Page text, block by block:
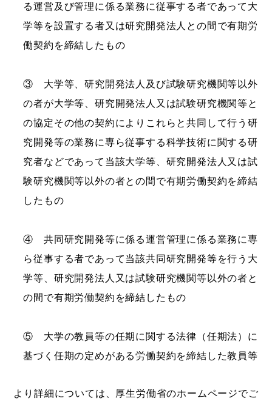
る運営及び管理に係る業務に従事する者であって大
学等を設置する者又は研究開発法人との間で有期労
働契約を締結したもの
③ 大学等、研究開発法人及び試験研究機関等以外
の者が大学等、研究開発法人又は試験研究機関等と
の協定その他の契約によりこれらと共同して行う研
究開発等の業務に専ら従事する科学技術に関する研
究者などであって当該大学等、研究開発法人又は試
験研究機関等以外の者との間で有期労働契約を締結
したもの
④ 共同研究開発等に係る運営管理に係る業務に専
ら従事する者であって当該共同研究開発等を行う大
学等、研究開発法人又は試験研究機関等以外の者と
の間で有期労働契約を締結したもの
⑤ 大学の教員等の任期に関する法律（任期法）に
基づく任期の定めがある労働契約を締結した教員等
より詳細については、厚生労働省のホームページでご